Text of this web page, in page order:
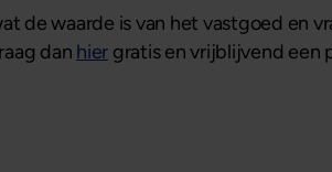
de waarde is van het vastgoed en
dan hier gratis en vrijblijvend een